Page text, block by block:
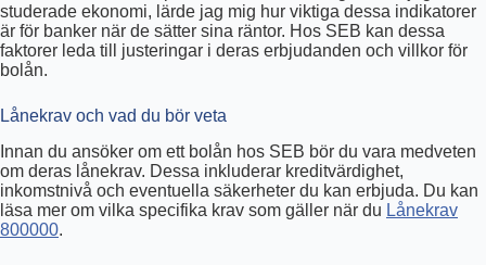
studerade ekonomi, lärde jag mig hur viktiga dessa indikatorer
är för banker när de sätter sina räntor. Hos SEB kan dessa
faktorer leda till justeringar i deras erbjudanden och villkor för
bolån.
Lånekrav och vad du bör veta
Innan du ansöker om ett bolån hos SEB bör du vara medveten
om deras lånekrav. Dessa inkluderar kreditvärdighet,
inkomstnivå och eventuella säkerheter du kan erbjuda. Du kan
läsa mer om vilka specifika krav som gäller när du Lånekrav
800000.